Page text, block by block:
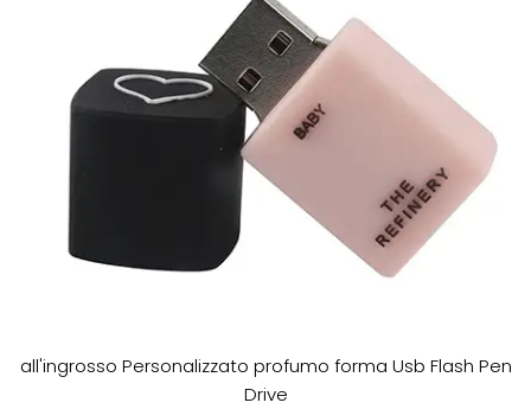
all'ingrosso Personalizzato profumo forma Usb Flash Pen
Drive